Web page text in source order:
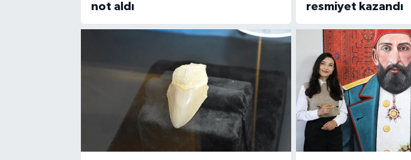
not aldı
resmiyet kazandı